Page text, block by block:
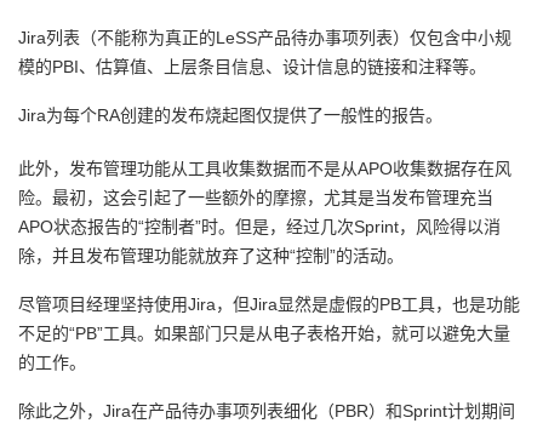
Jira列表（不能称为真正的LeSS产品待办事项列表）仅包含中小规
模的PBI、估算值、上层条目信息、设计信息的链接和注释等。
Jira为每个RA创建的发布烧起图仅提供了一般性的报告。
此外，发布管理功能从工具收集数据而不是从APO收集数据存在风
险。最初，这会引起了一些额外的摩擦，尤其是当发布管理充当
APO状态报告的“控制者”时。但是，经过几次Sprint，风险得以消
除，并且发布管理功能就放弃了这种“控制”的活动。
尽管项目经理坚持使用Jira，但Jira显然是虚假的PB工具，也是功能
不足的“PB”工具。如果部门只是从电子表格开始，就可以避免大量
的工作。
除此之外，Jira在产品待办事项列表细化（PBR）和Sprint计划期间